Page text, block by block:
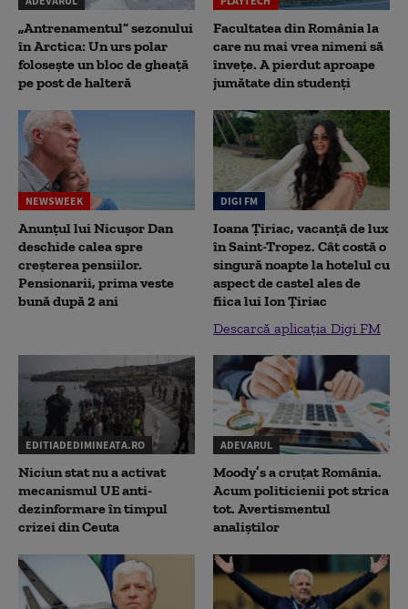
„Antrenamentul” sezonului
în Arctica: Un urs polar
folosește un bloc de gheață
pe post de halteră
Facultatea din România la
care nu mai vrea nimeni să
înveţe. A pierdut aproape
jumătate din studenţi
NEWSWEEK
Anunțul lui Nicușor Dan
deschide calea spre
creșterea pensiilor.
Pensionarii, prima veste
bună după 2 ani
DIGI FM
Ioana Țiriac, vacanță de lux
în Saint-Tropez. Cât costă o
singură noapte la hotelul cu
aspect de castel ales de
fiica lui Ion Țiriac
Descarcă aplicația Digi FM
EDITIADEDIMINEATA.RO
Niciun stat nu a activat
mecanismul UE anti-
dezinformare în timpul
crizei din Ceuta
ADEVARUL
Moody’s a cruțat România.
Acum politicienii pot strica
tot. Avertismentul
analiștilor